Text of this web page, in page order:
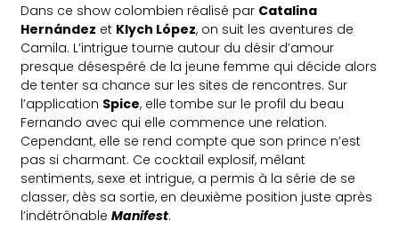
Dans ce show colombien réalisé par Catalina
Hernández et Klych López, on suit les aventures de
Camila. L’intrigue tourne autour du désir d’amour
presque désespéré de la jeune femme qui décide alors
de tenter sa chance sur les sites de rencontres. Sur
l’application Spice, elle tombe sur le profil du beau
Fernando avec qui elle commence une relation.
Cependant, elle se rend compte que son prince n’est
pas si charmant. Ce cocktail explosif, mêlant
sentiments, sexe et intrigue, a permis à la série de se
classer, dès sa sortie, en deuxième position juste après
l’indétrônableManifest.